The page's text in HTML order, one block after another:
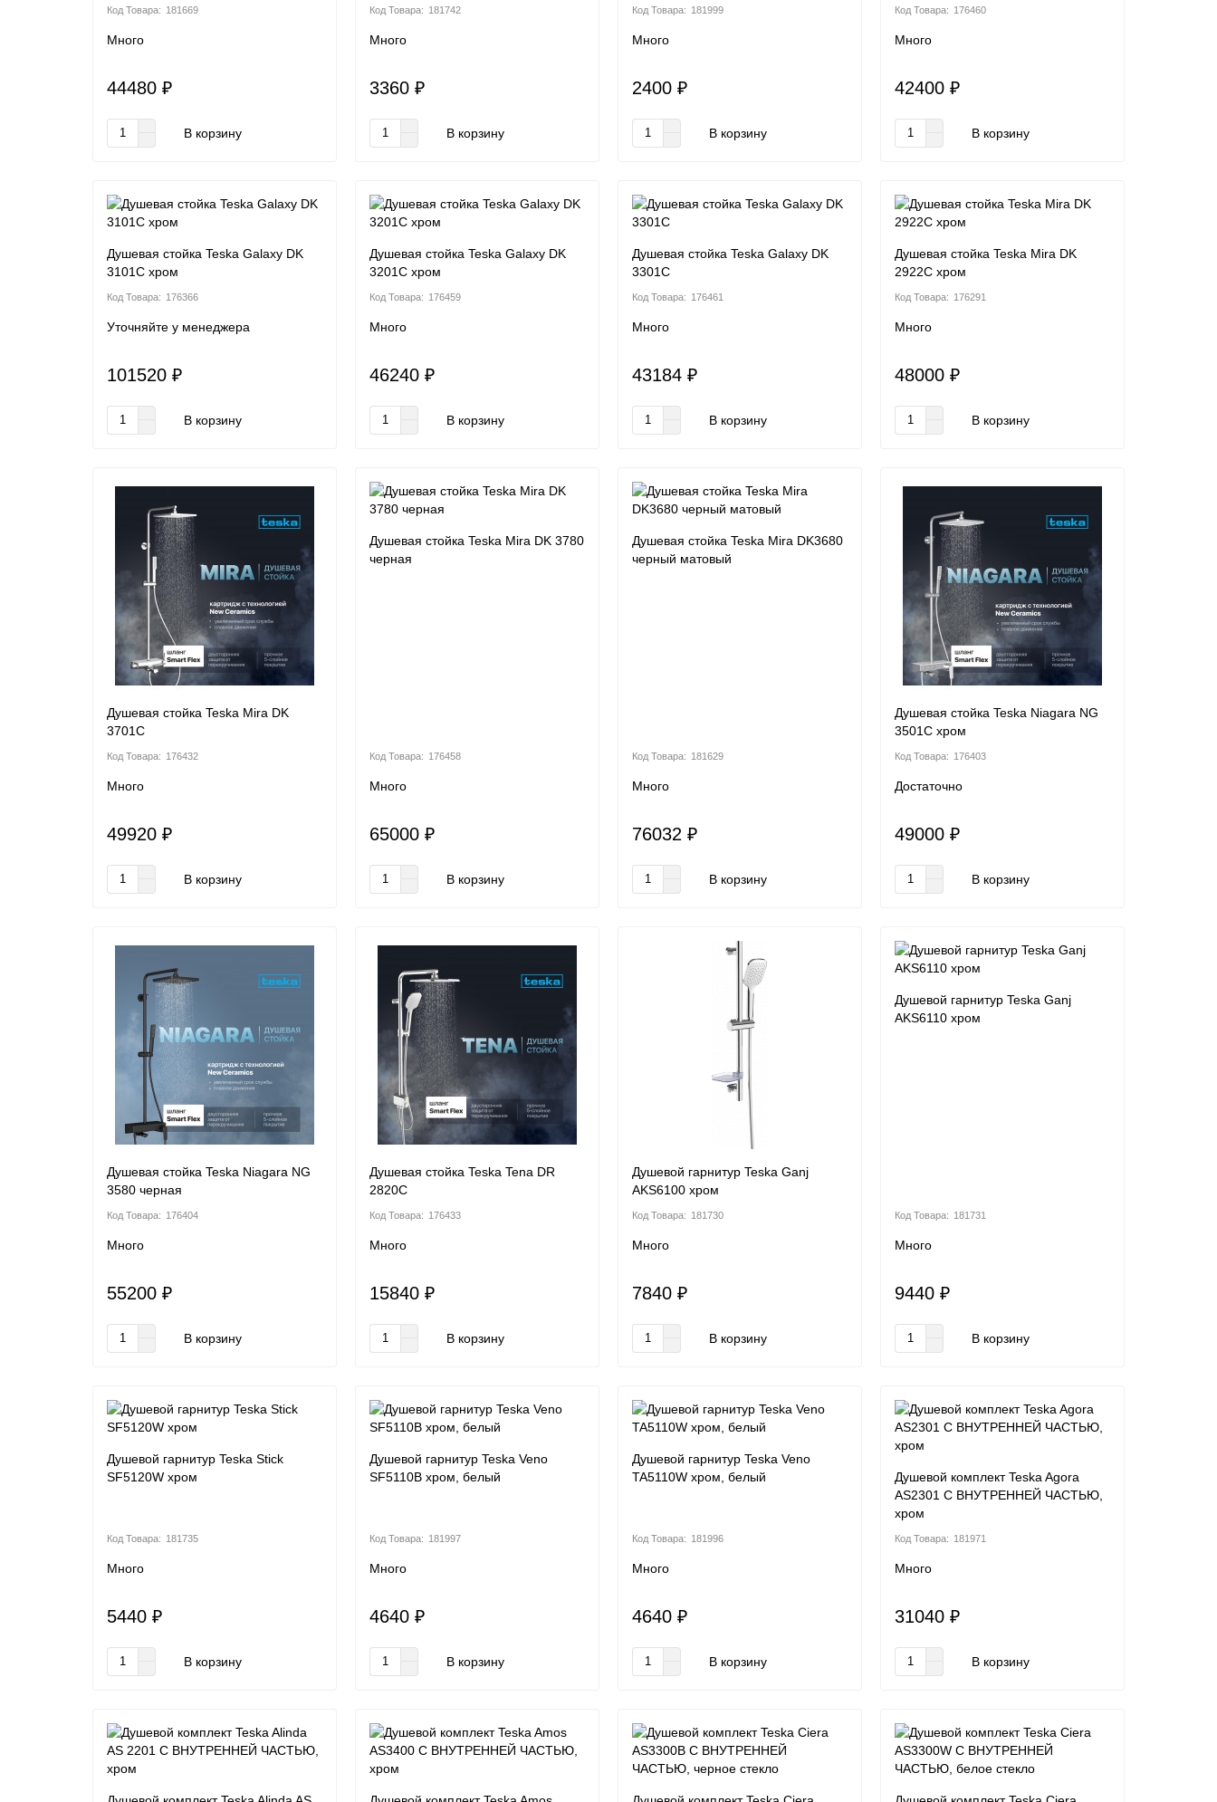
181669
Много
44480 ₽
В корзину
181742
Много
3360 ₽
В корзину
181999
Много
2400 ₽
В корзину
176460
Много
42400 ₽
В корзину
Душевая стойка Teska Galaxy DK
3101C хром
176366
Уточняйте у менеджера
101520 ₽
В корзину
Душевая стойка Teska Galaxy DK
3201C хром
176459
Много
46240 ₽
В корзину
Душевая стойка Teska Galaxy DK
3301C
176461
Много
43184 ₽
В корзину
Душевая стойка Teska Mira DK
2922C хром
176291
Много
48000 ₽
В корзину
Душевая стойка Teska Mira DK
3701C
176432
Много
49920 ₽
В корзину
Душевая стойка Teska Mira DK 3780
черная
176458
Много
65000 ₽
В корзину
Душевая стойка Teska Mira DK3680
черный матовый
181629
Много
76032 ₽
В корзину
Душевая стойка Teska Niagara NG
3501C хром
176403
Достаточно
49000 ₽
В корзину
Душевая стойка Teska Niagara NG
3580 черная
176404
Много
55200 ₽
В корзину
Душевая стойка Teska Tena DR
2820C
176433
Много
15840 ₽
В корзину
Душевой гарнитур Teska Ganj
AKS6100 хром
181730
Много
7840 ₽
В корзину
Душевой гарнитур Teska Ganj
AKS6110 хром
181731
Много
9440 ₽
В корзину
Душевой гарнитур Teska Stick
SF5120W хром
181735
Много
5440 ₽
В корзину
Душевой гарнитур Teska Veno
SF5110B хром, белый
181997
Много
4640 ₽
В корзину
Душевой гарнитур Teska Veno
TA5110W хром, белый
181996
Много
4640 ₽
В корзину
Душевой комплект Teska Agora
AS2301 С ВНУТРЕННЕЙ ЧАСТЬЮ,
хром
181971
Много
31040 ₽
В корзину